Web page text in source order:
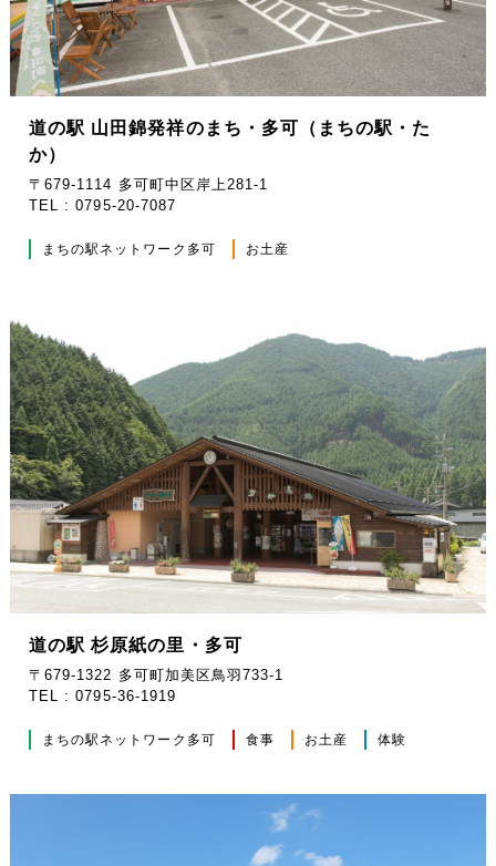
道の駅 山田錦発祥のまち・多可（まちの駅・た
か）
〒679-1114 多可町中区岸上281-1
TEL : 0795-20-7087
まちの駅ネットワーク多可 お土産
道の駅 杉原紙の里・多可
〒679-1322 多可町加美区鳥羽733-1
TEL : 0795-36-1919
まちの駅ネットワーク多可 食事 お土産 体験